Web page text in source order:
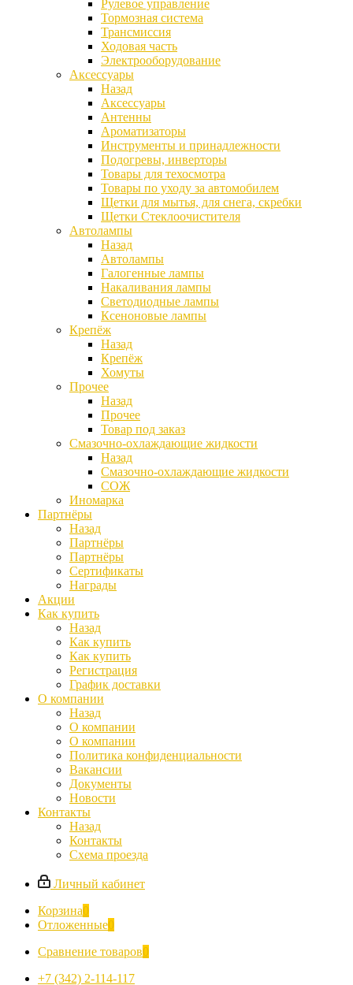
Рулевое управление
Тормозная система
Трансмиссия
Ходовая часть
Электрооборудование
Аксессуары
Назад
Аксессуары
Антенны
Ароматизаторы
Инструменты и принадлежности
Подогревы, инверторы
Товары для техосмотра
Товары по уходу за автомобилем
Щетки для мытья, для снега, скребки
Щетки Стеклоочистителя
Автолампы
Назад
Автолампы
Галогенные лампы
Накаливания лампы
Светодиодные лампы
Ксеноновые лампы
Крепёж
Назад
Крепёж
Хомуты
Прочее
Назад
Прочее
Товар под заказ
Смазочно-охлаждающие жидкости
Назад
Смазочно-охлаждающие жидкости
СОЖ
Иномарка
Партнёры
Назад
Партнёры
Партнёры
Сертификаты
Награды
Акции
Как купить
Назад
Как купить
Как купить
Регистрация
График доставки
О компании
Назад
О компании
О компании
Политика конфиденциальности
Вакансии
Документы
Новости
Контакты
Назад
Контакты
Схема проезда
Личный кабинет
Корзина0
Отложенные0
Сравнение товаров0
+7 (342) 2-114-117